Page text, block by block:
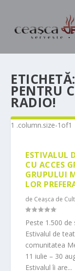
ETICHETĂ:
PENTRU
RADIO!
ESTIVALUL
CU ACCES
GRUPULUI
LOR
de Ceașca de
Peste 1.500
Estivalul de
comunitatea
11 iulie – 30
Estivalul îi are...